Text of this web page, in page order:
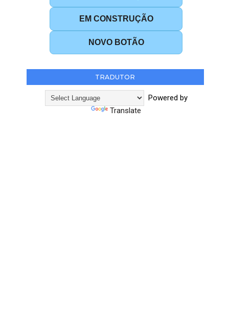
EM CONSTRUÇÃO
NOVO BOTÃO
TRADUTOR
Powered by
Translate